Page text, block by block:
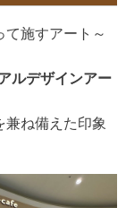
施すアート～
ルデザインアー
兼ね備えた印象